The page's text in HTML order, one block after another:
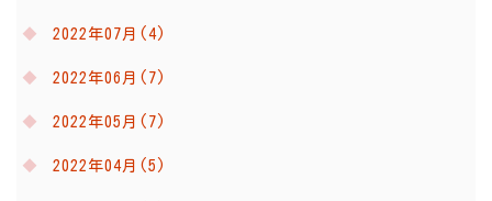
2022年07月(4)
2022年06月(7)
2022年05月(7)
2022年04月(5)